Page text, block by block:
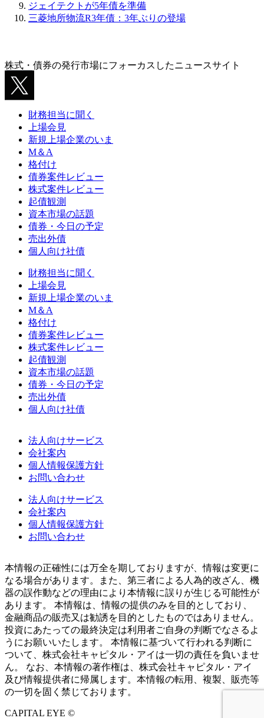
ジェイテクトが5年債を準備
三菱地所物流R3年債：3年ぶりの登場
株式・債券の発行市場にフォーカスしたニュースサイト
財務担当に聞く
上場会見
新規上場企業のいま
M＆A
格付け
債券案件レビュー
株式案件レビュー
起債観測
資本市場の話題
債券・今日の予定
売出外債
個人向け社債
財務担当に聞く
上場会見
新規上場企業のいま
M＆A
格付け
債券案件レビュー
株式案件レビュー
起債観測
資本市場の話題
債券・今日の予定
売出外債
個人向け社債
法人向けサービス
会社案内
個人情報保護方針
お問い合わせ
法人向けサービス
会社案内
個人情報保護方針
お問い合わせ
本情報の正確性には万全を期しておりますが、情報は変更に
なる場合があります。また、第三者による人為的改ざん、機
器の誤作動などの理由により本情報に誤りが生じる可能性が
あります。 本情報は、情報の提供のみを目的としており、
金融商品の販売又は勧誘を目的としたものではありません。
投資にあたっての最終決定は利用者ご自身の判断でなさるよ
うにお願いいたします。 本情報に基づいて行われる判断に
ついて、株式会社キャピタル・アイは一切の責任を負いませ
ん。 なお、本情報の著作権は、株式会社キャピタル・アイ
及び情報提供者に帰属します。本情報の転用、複製、販売等
の一切を固く禁じております。
CAPITAL EYE ©